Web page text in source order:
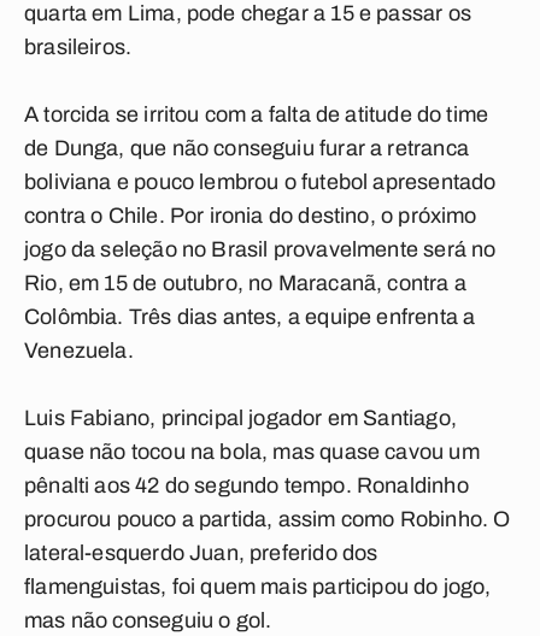
quarta em Lima, pode chegar a 15 e passar os
brasileiros.
A torcida se irritou com a falta de atitude do time
de Dunga, que não conseguiu furar a retranca
boliviana e pouco lembrou o futebol apresentado
contra o Chile. Por ironia do destino, o próximo
jogo da seleção no Brasil provavelmente será no
Rio, em 15 de outubro, no Maracanã, contra a
Colômbia. Três dias antes, a equipe enfrenta a
Venezuela.
Luis Fabiano, principal jogador em Santiago,
quase não tocou na bola, mas quase cavou um
pênalti aos 42 do segundo tempo. Ronaldinho
procurou pouco a partida, assim como Robinho. O
lateral-esquerdo Juan, preferido dos
flamenguistas, foi quem mais participou do jogo,
mas não conseguiu o gol.